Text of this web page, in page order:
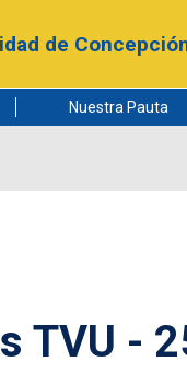
de
Nuestra Pauta
TVU -